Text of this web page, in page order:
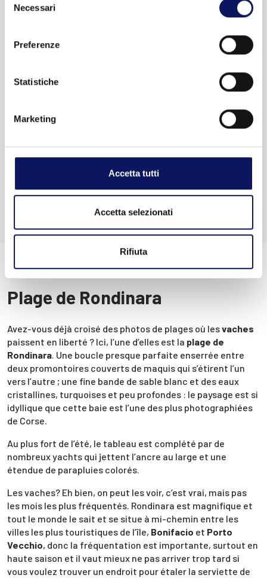
delNecessari
Preferenze
Statistiche
Marketing
Accetta tutti
Accetta selezionati
Rifiuta
Plage de Rondinara
Avez-vous déjà croisé des photos de plages où lesvaches
paissent en liberté ? Ici, l’une d’elles est la plage de
Rondinara. Une boucle presque parfaite enserrée entre
deux promontoires couverts de maquis qui s’étirent l’un
vers l’autre ; une fine bande de sable blanc et des eaux
cristallines, turquoises et peu profondes : le paysage est si
idyllique que cette baie est l’une des plus photographiées
de Corse.
Au plus fort de l’été, le tableau est complété par de
nombreux yachts qui jettent l’ancre au large et une
étendue de parapluies colorés.
Les vaches? Eh bien, on peut les voir, c’est vrai, mais pas
les mois les plus fréquentés. Rondinara est magnifique et
tout le monde le sait et se situe à mi-chemin entre les
villes les plus touristiques de l’île, Bonifacio et Porto
Vecchio, donc la fréquentation est importante, surtout en
haute saison et il vaut mieux ne pas arriver trop tard si
vous voulez trouver un endroit pour étaler la serviette de